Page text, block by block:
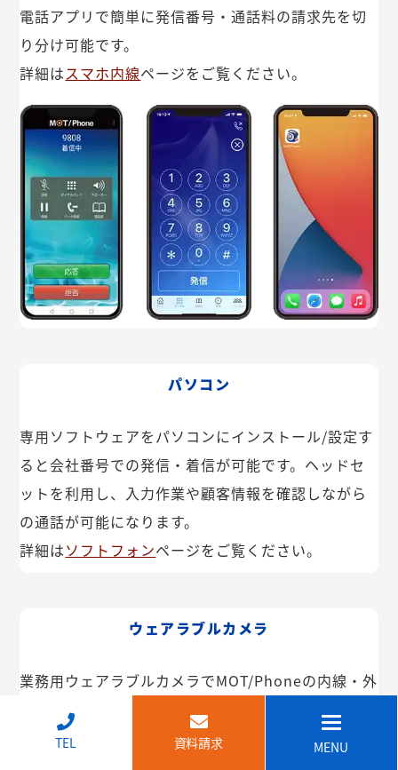
電話アプリで簡単に発信番号・通話料の請求先を切
り分け可能です。
詳細はスマホ内線ページをご覧ください。
パソコン
専用ソフトウェアをパソコンにインストール/設定す
ると会社番号での発信・着信が可能です。ヘッドセ
ットを利用し、入力作業や顧客情報を確認しながら
の通話が可能になります。
詳細はソフトフォンページをご覧ください。
ウェアラブルカメラ
業務用ウェアラブルカメラでMOT/Phoneの内線・外
線が利用できます。インカム機能や映像共有なども
可能。IP68で防塵・防水で建設現場などでも安心し
TEL 資料請求 MENU